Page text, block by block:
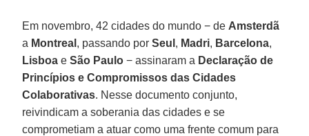
Em novembro, 42 cidades do mundo − de Amsterdã
a Montreal , passando porSeul , Madri, Barcelona,
Lisboa eSão Paulo − assinaram a Declaração de
Princípios e Compromissos das Cidades
Colaborativas. Nesse documento conjunto,
reivindicam a soberania das cidades e se
comprometiam a atuar como uma frente comum para